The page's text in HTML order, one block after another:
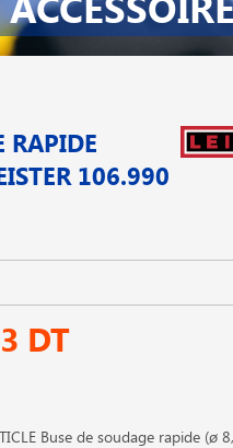
RAPIDE
106.990
DT
Buse de soudage rapide (ø